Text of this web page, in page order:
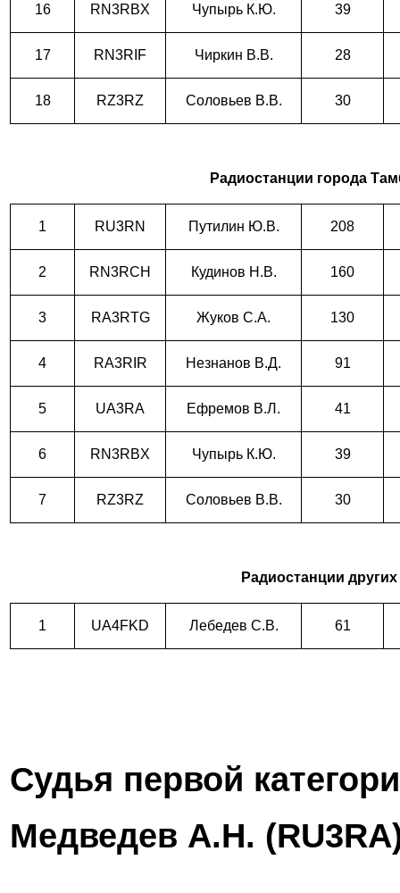
16 RN3RBX Чупырь К.Ю. 39
17 RN3RIF Чиркин В.В. 28
18 RZ3RZ Соловьев В.В. 30
Радиостанции города
1 RU3RN Путилин Ю.В. 208
2 RN3RCH Кудинов Н.В. 160
3 RA3RTG Жуков С.А. 130
4 RA3RIR Незнанов В.Д. 91
5 UA3RA Ефремов В.Л. 41
6 RN3RBX Чупырь К.Ю. 39
7 RZ3RZ Соловьев В.В. 30
Радиостанции
1 UA4FKD Лебедев С.В. 61
Судья первой
Медведев А.Н. (RU3RA